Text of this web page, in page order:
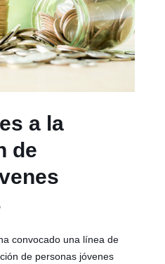
a la
de
convocado una línea de
de personas jóvenes